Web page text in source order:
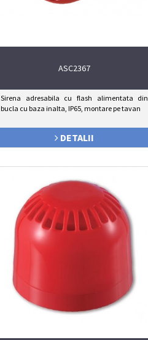
ASC2367
Sirena adresabila cu flash alimentata din
bucla cu baza inalta, IP65, montare pe tavan
DETALII